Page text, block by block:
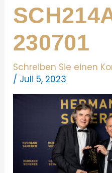
230701
Schreiben Sie einen
/ Juli 5, 2023